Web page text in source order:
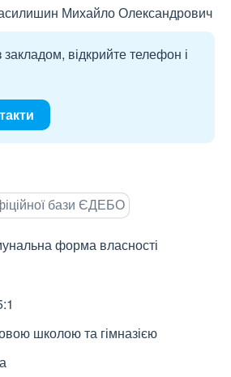
Михайло Олександрович
відкрийте телефон і
бази ЄДЕБО
форма власності
школою та гімназією